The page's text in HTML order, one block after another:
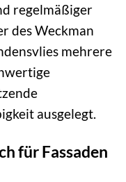
regelmäßiger
des Weckman
mehrere
ausgelegt.
für Fassaden